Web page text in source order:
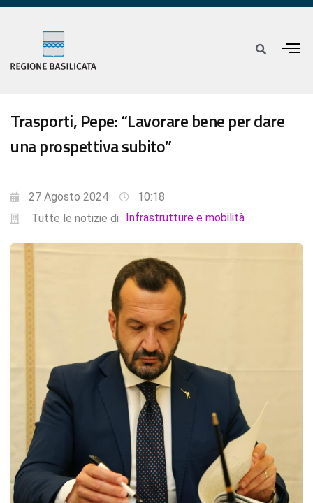
Trasporti, Pepe: “Lavorare bene per dare
una prospettiva subito”
27 Agosto 2024
10:18
Tutte le notizie di
Infrastrutture e mobilità